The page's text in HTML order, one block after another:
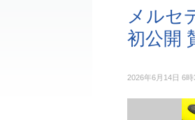
メルセ
初公開
2026年6月14日 6時